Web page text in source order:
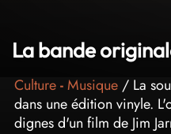
La bande
Culture-Musique / La
dans une édition vinyle.
dignes d'un film de Jim